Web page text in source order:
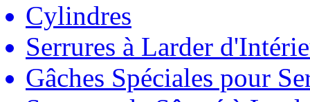
Cylindres
Serrures à Larder
Gâches Spéciales pour